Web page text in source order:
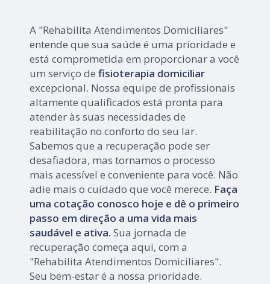
A "Rehabilita Atendimentos Domiciliares"
entende que sua saúde é uma prioridade e
está comprometida em proporcionar a você
um serviço defisioterapia domiciliar
excepcional. Nossa equipe de profissionais
altamente qualificados está pronta para
atender às suas necessidades de
reabilitação no conforto do seu lar.
Sabemos que a recuperação pode ser
desafiadora, mas tornamos o processo
mais acessível e conveniente para você. Não
adie mais o cuidado que você merece. Faça
uma cotação conosco hoje e dê o primeiro
passo em direção a uma vida mais
saudável e ativa. Sua jornada de
recuperação começa aqui, com a
"Rehabilita Atendimentos Domiciliares".
Seu bem-estar é a nossa prioridade.